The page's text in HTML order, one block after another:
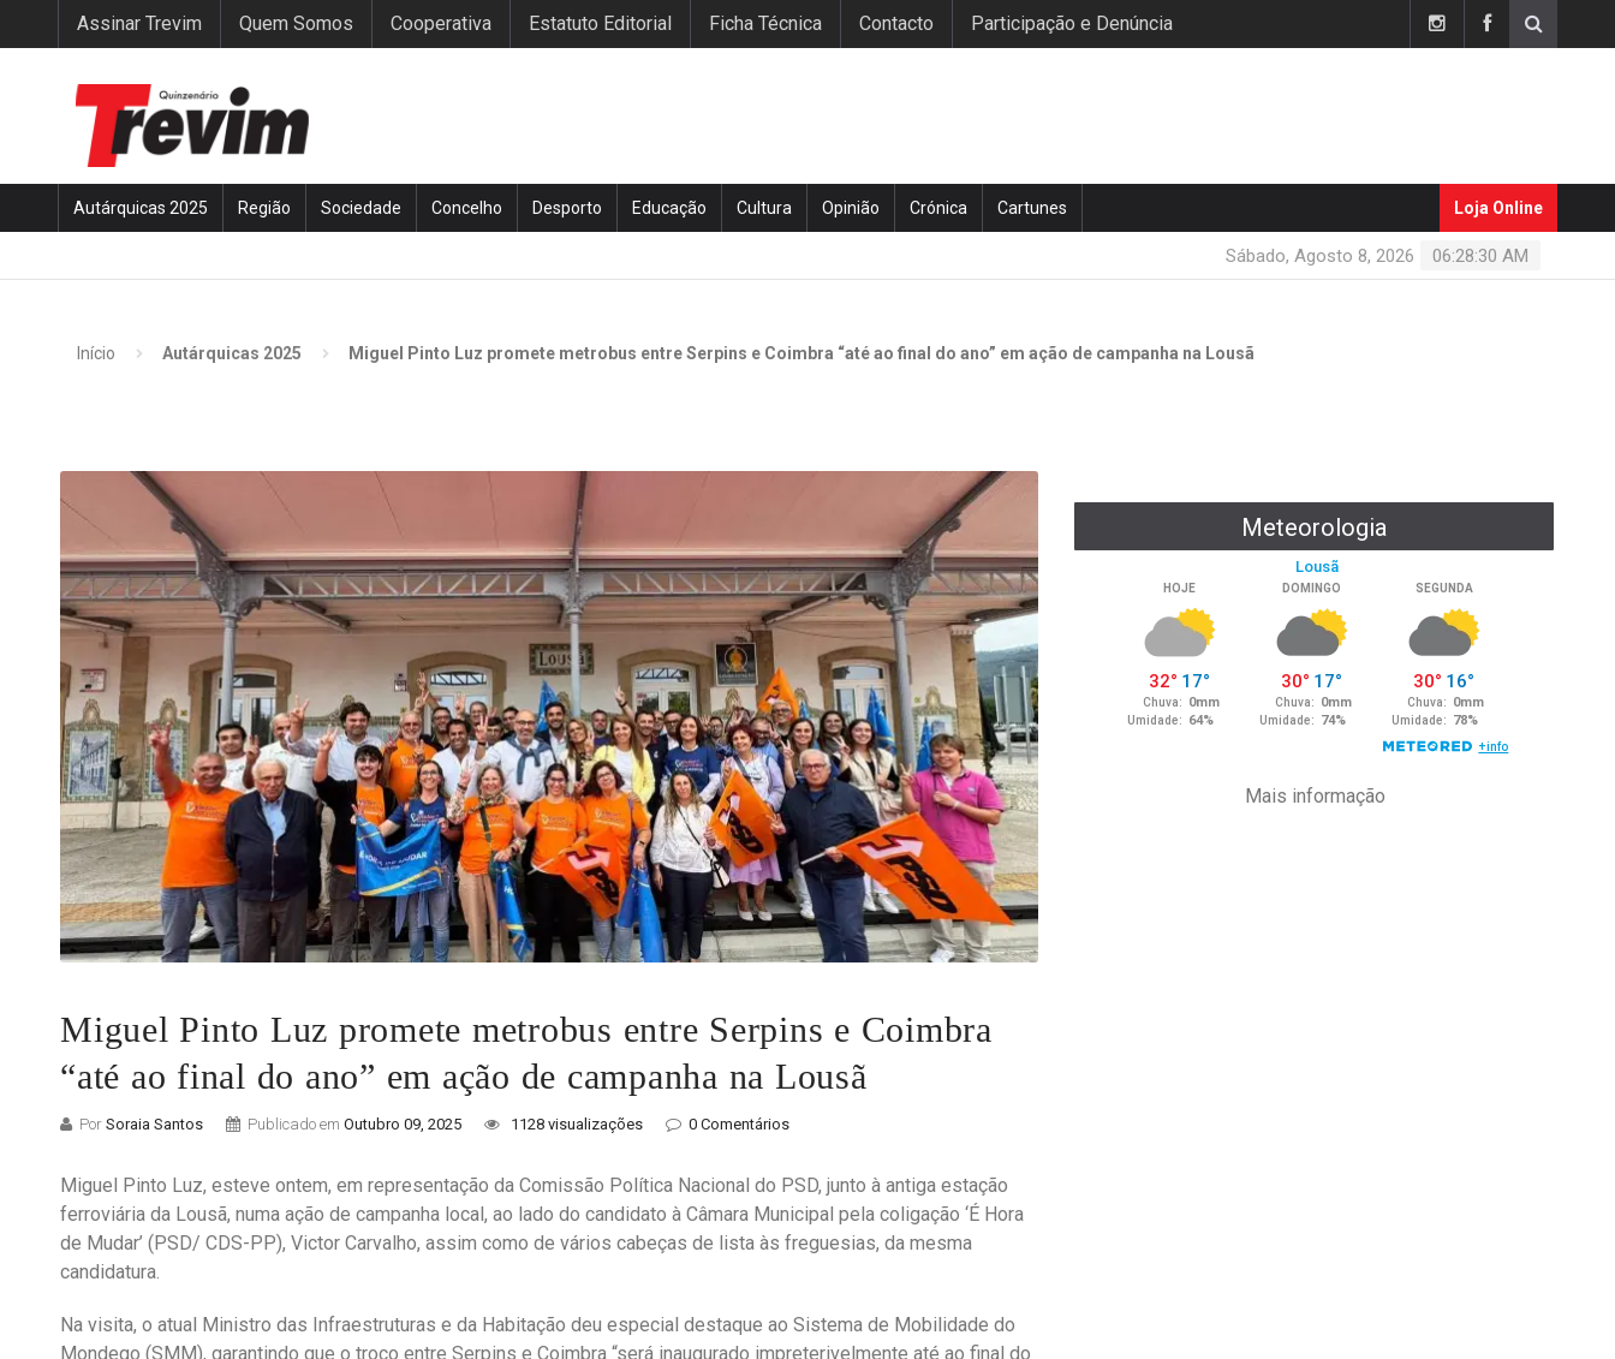
Assinar Trevim Quem Somos Cooperativa Estatuto Editorial Ficha Técnica Contacto Participação e Denúncia
Autárquicas 2025 Região Sociedade Concelho Desporto Educação Cultura Opinião Crónica Cartunes Loja Online
06:28:31 AM
Sábado, Agosto 8, 2026
Início Autárquicas 2025 Miguel Pinto Luz promete metrobus entre Serpins e Coimbra “até ao final do ano” em ação de campanha na Lousã
Miguel Pinto Luz promete metrobus entre Serpins e Coimbra
“até ao final do ano” em ação de campanha na Lousã
Por Soraia Santos Publicado em Outubro 09, 2025 1128 visualizações 0 Comentários
Miguel Pinto Luz, esteve ontem, em representação da Comissão Política Nacional do PSD, junto à antiga estação
ferroviária da Lousã, numa ação de campanha local, ao lado do candidato à Câmara Municipal pela coligação ‘É Hora
de Mudar’ (PSD/ CDS-PP), Victor Carvalho, assim como de vários cabeças de lista às freguesias, da mesma
candidatura.
Na visita, o atual Ministro das Infraestruturas e da Habitação deu especial destaque ao Sistema de Mobilidade do
Mondego (SMM), garantindo que o troço entre Serpins e Coimbra “será inaugurado impreterivelmente até ao final do
Meteorologia
Mais informação